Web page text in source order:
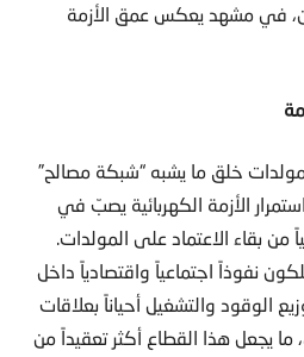
في مشهد يعكس عمق الأزمة
خلق ما يشبه “شبكة مصالح”
الأزمة الكهربائية يصبّ في
بقاء الاعتماد على المولدات.
نفوذاً اجتماعياً واقتصادياً داخل
الوقود والتشغيل أحياناً بعلاقات
يجعل هذا القطاع أكثر تعقيداً من